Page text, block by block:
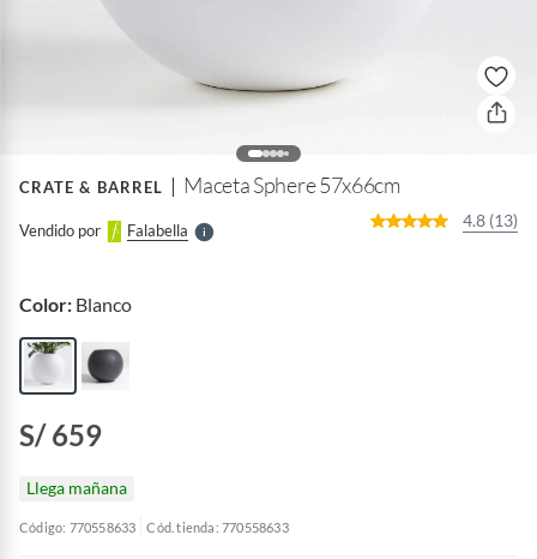
CRATE & BARREL Maceta Sphere 57x66cm
Vendido por FalabellaS
l
f
4.8 (13)
Color: Blanco
S/ 659
Llega mañana
Código: 770558633 Cód. tienda: 770558633